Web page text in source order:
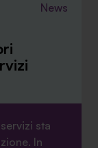
News
sta
In